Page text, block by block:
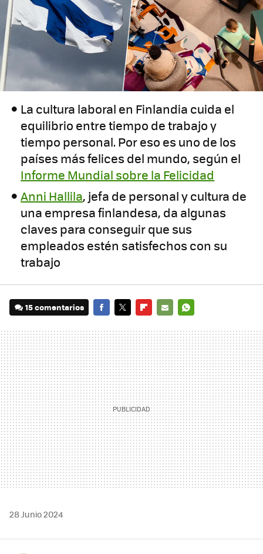
La cultura laboral en Finlandia cuida el
equilibrio entre tiempo de trabajo y
tiempo personal. Por eso es uno de los
países más felices del mundo, según el
Informe Mundial sobre la Felicidad
Anni Hallila, jefa de personal y cultura de
una empresa finlandesa, da algunas
claves para conseguir que sus
empleados estén satisfechos con su
trabajo
15 comentarios
MAIL
28 Junio 2024